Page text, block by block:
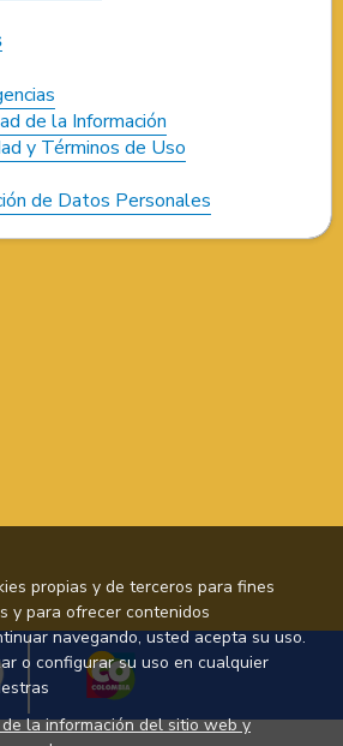
de la Información
y Términos de Uso
de Datos Personales
propias y de terceros para fines
y para ofrecer contenidos
navegando, usted acepta su uso.
o configurar su uso en cualquier
la información del sitio web y